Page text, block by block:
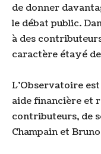
de donner
le débat public.
à des
caractère étayé
L’Observatoire
aide financière et
contributeurs, de
Champain et